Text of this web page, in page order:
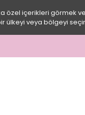
özel içerikleri görmek
ülkeyi veya bölgeyi